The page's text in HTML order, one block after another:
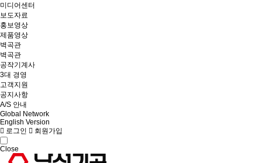
미디어센터
보도자료
홍보영상
제품영상
벽곡관
벽곡관
공작기계사
3대 경영
고객지원
공지사항
A/S 안내
Global Network
English Version
로그인
회원가입
Close